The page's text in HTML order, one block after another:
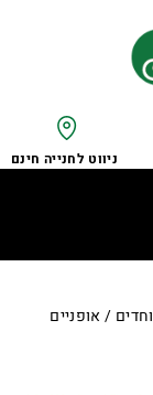
ניווט לחנייה חינם
/ אופניים